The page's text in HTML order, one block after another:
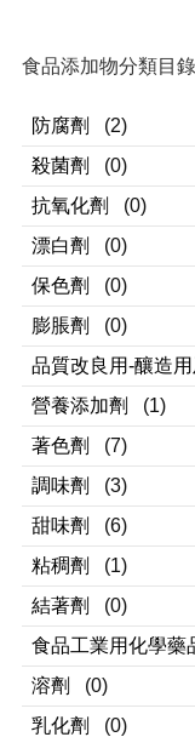
食品添加物分類目錄
防腐劑
(2)
殺菌劑
(0)
抗氧化劑
(0)
漂白劑
(0)
保色劑
(0)
膨脹劑
(0)
品質改良用-釀造用
營養添加劑
(1)
著色劑
(7)
調味劑
(3)
甜味劑
(6)
粘稠劑
(1)
結著劑
(0)
食品工業用化學藥
溶劑
(0)
乳化劑
(0)